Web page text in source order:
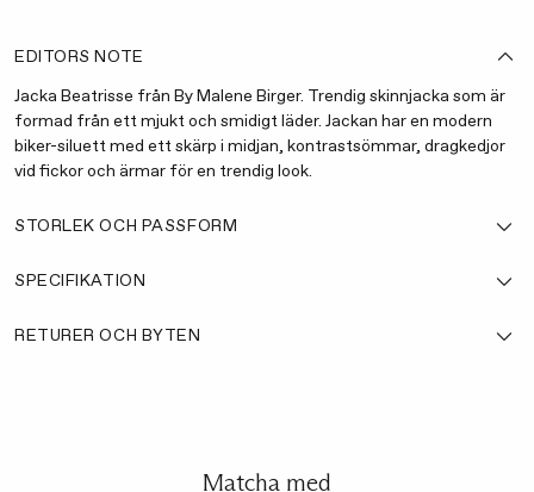
EDITORS NOTE
Jacka Beatrisse från By Malene Birger. Trendig skinnjacka som är
formad från ett mjukt och smidigt läder. Jackan har en modern
biker-siluett med ett skärp i midjan, kontrastsömmar, dragkedjor
vid fickor och ärmar för en trendig look.
STORLEK OCH PASSFORM
SPECIFIKATION
RETURER OCH BYTEN
Matcha med